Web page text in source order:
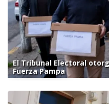
El Tribunal Electoral
Fuerza Pampa